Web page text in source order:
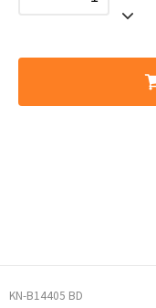
KN-B14405 BD